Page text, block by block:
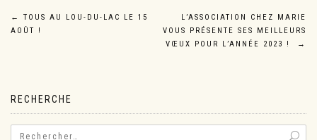
Navigation
←
TOUS AU LOU-DU-LAC LE 15
AOÛT !
L’ASSOCIATION CHEZ MARIE
VOUS PRÉSENTE SES MEILLEURS
VŒUX POUR L’ANNÉE 2023 !
→
RECHERCHE